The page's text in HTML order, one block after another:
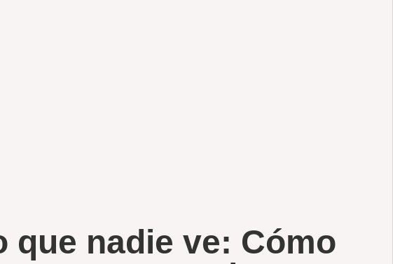
que nadie ve: Cómo